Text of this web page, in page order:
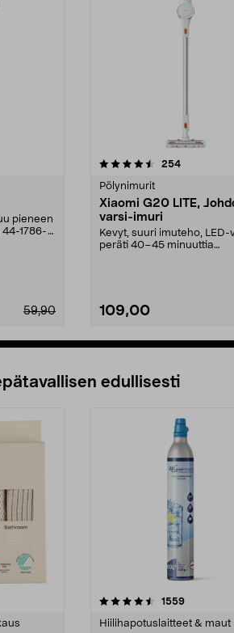
pieneen
1786-
59,90
254arvostelut
Pölynimurit
Xiaomi G20 LITE,
varsi-imuri
Kevyt, suuri imuteho, LED-
peräti 40–45 minuuttia
109,00
4.5 viidestä
edullisesti
1559arvostelut
Hiilihapotuslaitteet & maut
4.5viidestä